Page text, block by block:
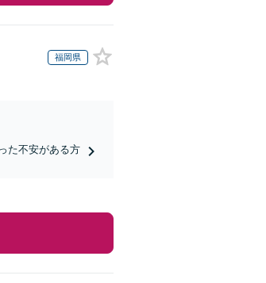
福岡県
た不安がある方